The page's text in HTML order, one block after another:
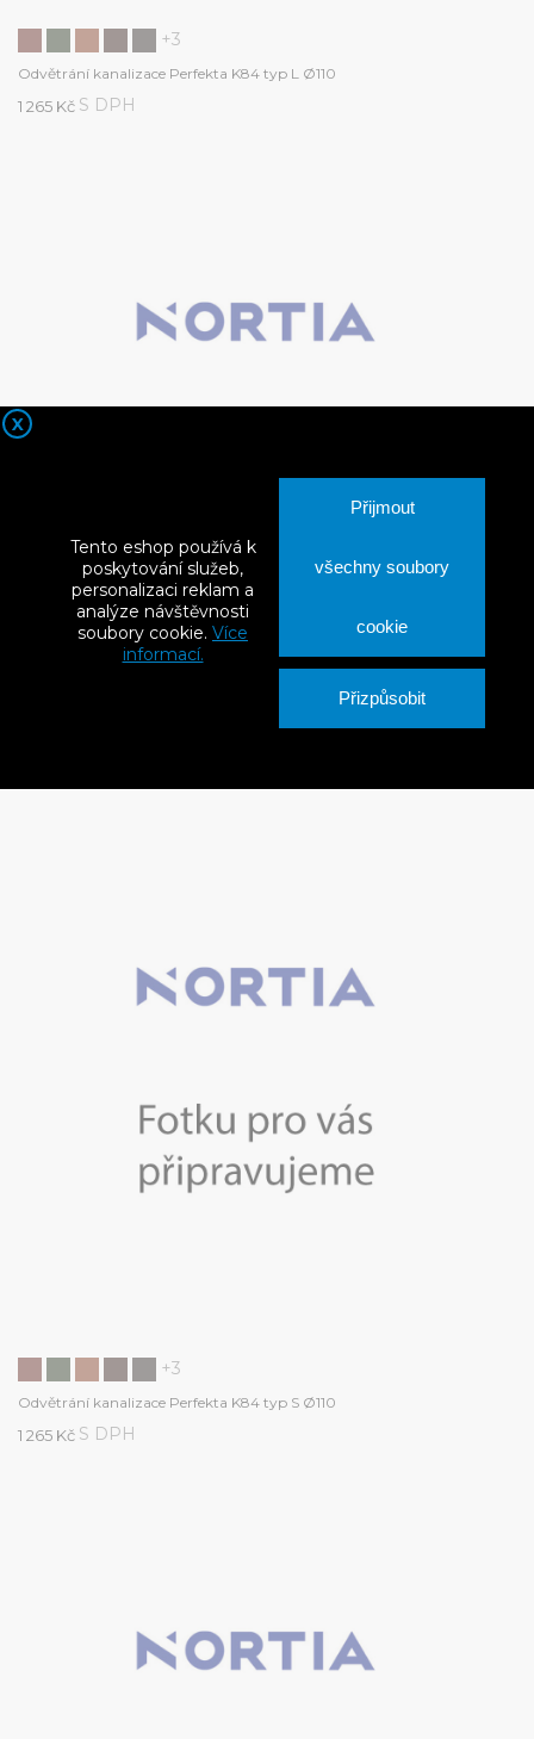
X
Tento eshop používá k
poskytování služeb,
personalizaci reklam a
analýze návštěvnosti
soubory cookie. Více
informací.
Přijmout
všechny soubory
cookie
Přizpůsobit
+3
Odvětrání kanalizace Perfekta K84 typ L Ø110
1 265 Kč S DPH
+3
Odvětrání kanalizace Perfekta K84 typ S Ø110
1 265 Kč S DPH